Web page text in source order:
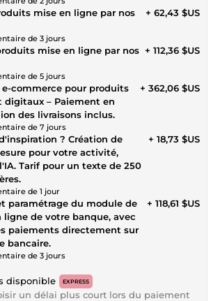
mise en ligne par nos
de 3 jours
+ 62,43 $US
mise en ligne par nos
de 5 jours
+ 112,36 $US
commerce pour produits
digitaux – Paiement en
des livraisons inclus.
de 7 jours
+ 362,06 $US
? Création de
pour votre activité,
Tarif pour un texte de 250
de 1 jour
+ 18,73 $US
paramétrage du module de
ligne de votre banque, avec
paiements directement sur
bancaire.
de 3 jours
+ 118,61 $US
disponible EXPRESS
un délai plus court lors du paiement